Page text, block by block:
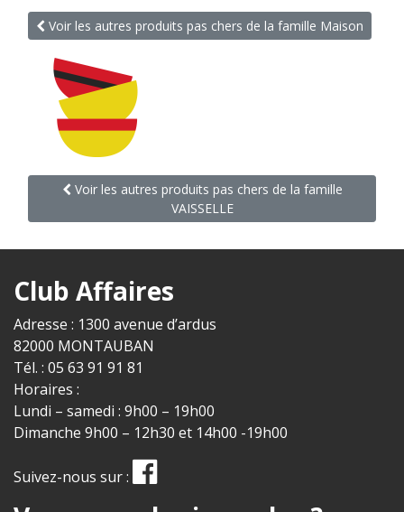
Voir les autres produits pas chers de la famille Maison
Voir les autres produits pas chers de la famille
VAISSELLE
Club Affaires
Adresse : 1300 avenue d’ardus
82000 MONTAUBAN
Tél. : 05 63 91 91 81
Horaires :
Lundi – samedi : 9h00 – 19h00
Dimanche 9h00 – 12h30 et 14h00 -19h00
Suivez-nous sur :